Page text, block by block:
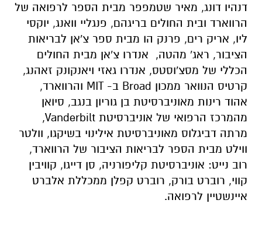
דנהיו דונג, מאיר שטמפפר מבית הספר לרפואה של
הרווארד ובית החולים בריגהם, פנגליי וואנג, יוקסי
ליו, אריק רים, פרנק הו מבית ספר צ'אן לבריאות
הציבור, ראג' מהטה, אנדרו צ'אן מבית החולים
הכללי של מסצ'וסטס, אנדרו גאזי ויאנקונק זאהנג,
קרטיס הנוואר ממכון Broad ב- MIT והרווארד,
אהוד רינות מאוניברסיטת בן גוריון בנגב, סיואן
מהמרכז הרפואי של אוניברסיטת Vanderbilt
,
מרתה דביגלוס מאוניברסיטת אילינוי בשיקגו, וולטר
ווילט מבית הספר לבריאות הציבור של הרווארד,
רוב נייט: אוניברסיטת קליפורניה, סן דייגו, קוויבין
קווי, רוברט בורק, רוברט קפלן ממכללת אלברט
איינשטיין לרפואה.